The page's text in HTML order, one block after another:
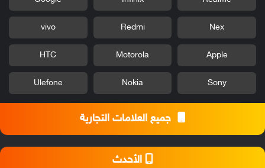
Nex
Redmi
vivo
Apple
Motorola
HTC
Sony
Nokia
Ulefone
جميع العلامات التجارية
الأحدث